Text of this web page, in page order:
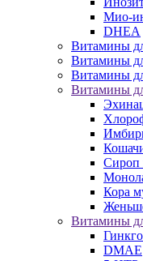
Мио-
DHEA
Витамины
Витамины
Витамины
Витамины
Сироп
Кора
Витамины
DMAE